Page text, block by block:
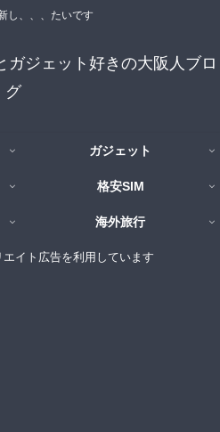
し、、、たいです
ガジェット好きの大阪人ブロ
グ
ガジェット
格安SIM
海外旅行
イト広告を利用しています